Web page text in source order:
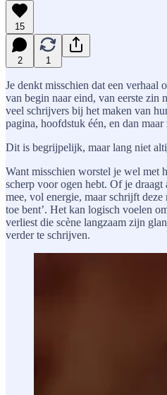
15
2 1
Je denkt misschien dat een verhaal
van begin naar eind, van eerste zin
veel schrijvers bij het maken van
pagina, hoofdstuk één, en dan
Dit is begrijpelijk, maar lang niet
Want misschien worstel je wel met
scherp voor ogen hebt. Of je draagt
mee, vol energie, maar schrijft deze
toe bent’. Het kan logisch voelen
verliest die scène langzaam zijn
verder te schrijven.